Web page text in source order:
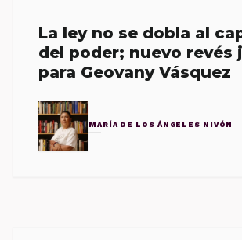
La ley no se dobla al
del poder; nuevo revés
para Geovany Vásquez
MARÍA DE LOS ÁNGELES NIVÓN